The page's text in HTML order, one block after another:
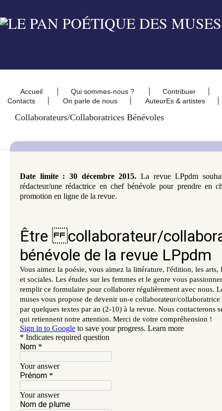
Accueil Qui sommes-nous ?
Contribuer
Contacts
On parle de nous AuteurEs & artistes
Collaborateurs/collaboratrices Bénévoles
Date limite : 30 décembre 2015.La revue LPpdm
rédacteur/une rédactrice en chef bénévole pour prendre en
promotion en ligne de la revue.